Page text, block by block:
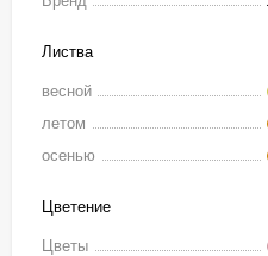
Листва
весной
летом
осенью
Цветение
Цветы